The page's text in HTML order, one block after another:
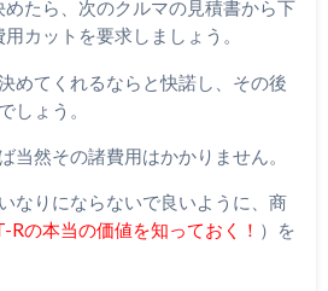
たら、次のクルマの見積書から下
カットを要求しましょう。
めてくれるならと快諾し、その後
しょう。
当然その諸費用はかかりません。
なりにならないで良いように、商
Rの本当の価値を知っておく！ ）を